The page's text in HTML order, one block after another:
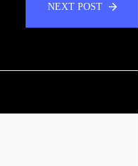
NEXT POST